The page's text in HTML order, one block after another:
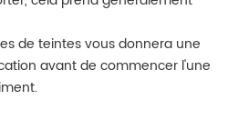
de teintes vous donnera une
avant de commencer l'une